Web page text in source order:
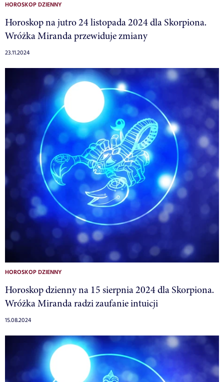
HOROSKOP DZIENNY
Horoskop na jutro 24 listopada 2024 dla Skorpiona.
Wróżka Miranda przewiduje zmiany
23.11.2024
HOROSKOP DZIENNY
Horoskop dzienny na 15 sierpnia 2024 dla Skorpiona.
Wróżka Miranda radzi zaufanie intuicji
15.08.2024